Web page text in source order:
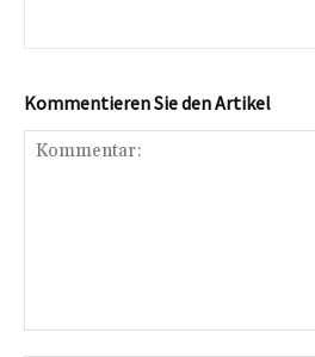
Kommentieren Sie den Artikel